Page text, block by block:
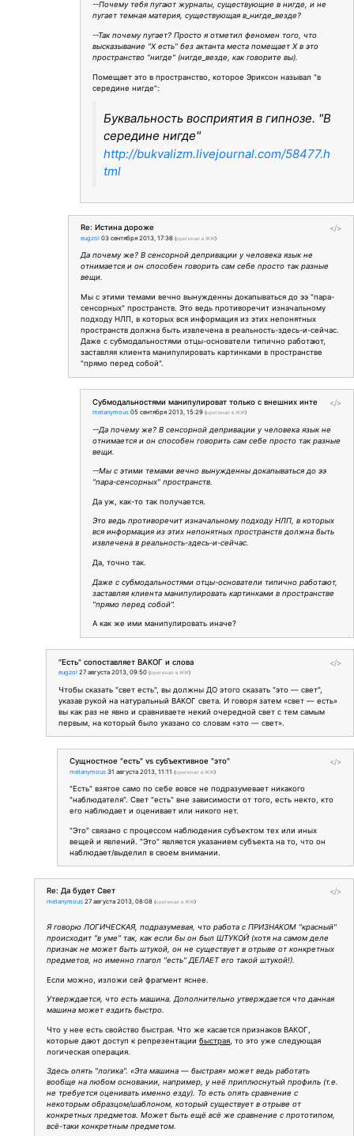
--Почему тебя пугают журналы, существующие в нигде, и не
пугает темная материя, существующая в_нигде_везде?
--Так почему пугает? Просто я отметил феномен того, что
высказывание "Х есть" без актанта места помещает X в это
пространство "нигде" (нигде_везде, как говорите вы).
Помещает это в пространство, которое Эриксон называл "в
середине нигде":
Буквальность восприятия в гипнозе. "В
середине нигде"
http://bukvalizm.livejournal.com/58477.h
tml
</>
Re: Истина дороже
eugzol 03 сентября 2013, 17:36 (оригинал в ЖЖ)
Да почему же? В сенсорной депривации у человека язык не
отнимается и он способен говорить сам себе просто так разные
вещи.
Мы с этими темами вечно вынужденны докапываться до ээ "пара-
сенсорных" пространств. Это ведь противоречит изначальному
подходу НЛП, в которых вся информация из этих непонятных
пространств должна быть извлечена в реальность-здесь-и-сейчас.
Даже с субмодальностями отцы-основатели типично работают,
заставляя клиента манипулировать картинками в пространстве
"прямо перед собой".
</>
Субмодальностями манипулироват только с внешних инте
metanymous 05 сентября 2013, 15:29 (оригинал в ЖЖ)
--Да почему же? В сенсорной депривации у человека язык не
отнимается и он способен говорить сам себе просто так разные
вещи.
--Мы с этими темами вечно вынужденны докапываться до ээ
"пара-сенсорных" пространств.
Да уж, как-то так получается.
Это ведь противоречит изначальному подходу НЛП, в которых
вся информация из этих непонятных пространств должна быть
извлечена в реальность-здесь-и-сейчас.
Да, точно так.
Даже с субмодальностями отцы-основатели типично работают,
заставляя клиента манипулировать картинками в пространстве
"прямо перед собой".
А как же ими манипулировать иначе?
</>
"Есть" сопоставляет ВАКОГ и слова
eugzol 27 августа 2013, 09:50 (оригинал в ЖЖ)
Чтобы сказать "свет есть", вы должны ДО этого сказать "это — свет",
указав рукой на натуральный ВАКОГ света. И говоря затем «свет — есть»
вы как раз не явно и сравниваете некий очередной свет с тем самым
первым, на который было указано со словам «это — свет».
</>
Сущностное "есть" vs субъективное "это"
metanymous 31 августа 2013, 11:11 (оригинал в ЖЖ)
"Есть" взятое само по себе вовсе не подразумевает никакого
"наблюдателя". Свет "есть" вне зависимости от того, есть некто, кто
его наблюдает и оценивает или никого нет.
"Это" связано с процессом наблюдения субъектом тех или иных
вещей и явлений. "Это" является указанием субъекта на то, что он
наблюдает/выделил в своем внимании.
</>
Re: Да будет Свет
metanymous 27 августа 2013, 08:08 (оригинал в ЖЖ)
Я говорю ЛОГИЧЕСКАЯ, подразумевая, что работа с ПРИЗНАКОМ "красный"
происходит "в уме" так, как если бы он был ШТУКОЙ (хотя на самом деле
признак не может быть штукой, он не существует в отрыве от конкретных
предметов, но именно глагол "есть" ДЕЛАЕТ его такой штукой!).
Если можно, изложи сей фрагмент яснее.
Утверждается, что есть машина. Дополнительно утверждается что данная
машина может ездить быстро.
Что у нее есть свойство быстрая. Что же касается признаков ВАКОГ,
которые дают доступ к репрезентациибыстрая , то это уже следующая
логическая операция.
Здесь опять "логика". «Эта машина — быстрая» может ведь работать
вообще на любом основании, например, у неё приплюснутый профиль (т.е.
не требуется оценивать именно езду). То есть опять сравнение с
некоторым образцом/шаблоном, который существует в отрыве от
конкретных предметов. Может быть ещё всё же сравнение с прототипом,
всё-таки конкретным предметом.